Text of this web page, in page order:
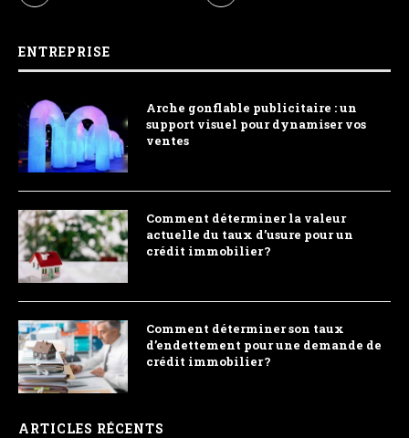
ENTREPRISE
Arche gonflable publicitaire : un
support visuel pour dynamiser vos
ventes
Comment déterminer la valeur
actuelle du taux d’usure pour un
crédit immobilier ?
Comment déterminer son taux
d’endettement pour une demande de
crédit immobilier ?
ARTICLES RÉCENTS